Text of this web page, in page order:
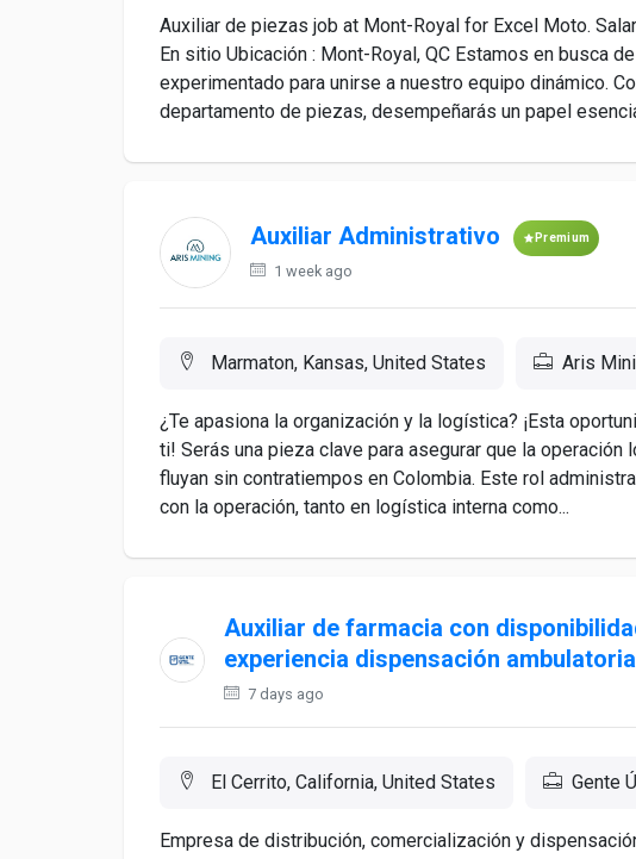
Auxiliar de piezas job at Mont-Royal for Excel Moto.
En sitio Ubicación : Mont-Royal, QC Estamos en busca
experimentado para unirse a nuestro equipo dinámico.
departamento de piezas, desempeñarás un papel
Auxiliar Administrativo Premium
1 week ago
Marmaton, Kansas, United States Aris
¿Te apasiona la organización y la logística? ¡Esta
ti! Serás una pieza clave para asegurar que la
fluyan sin contratiempos en Colombia. Este rol
con la operación, tanto en logística interna como...
Auxiliar de farmacia con
experiencia dispensación ambulatoria
7 days ago
El Cerrito, California, United States Gente
Empresa de distribución, comercialización y